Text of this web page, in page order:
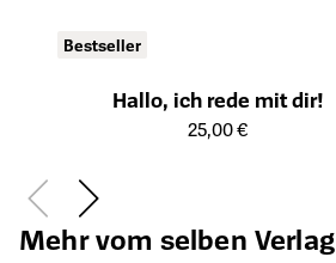
Bestseller
Hallo, ich rede mit dir!
Öffnet die Detailseite des Produkts
25,00 €
Mehr vom selben Verlag